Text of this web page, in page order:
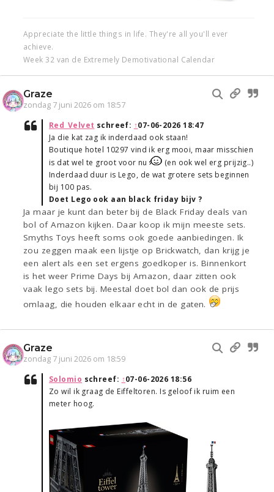
Appreciate the little things in life. They're all you'll ever
achieve.
Week 32 van de Extremely Demotivational Calendar
Graze
zondag 7 juni 2026 om 18:57
Red_Velvet schreef: ↑07-06-2026 18:47
Ja die kat zag ik inderdaad ook staan!
Boutique hotel 10297 vind ik erg mooi, maar misschien
is dat wel te groot voor nu
(en ook wel erg prijzig..)
Inderdaad duur is Lego, de wat grotere sets beginnen
bij 100 pas.
Doet Lego ook aan black friday bijv ?
Ja maar je kunt dan beter bij de Black Friday deals van
bol of Amazon kijken. Daar koop ik mijn meeste sets.
Smyths Toys heeft soms ook goede aanbiedingen. Ik
zou zeggen maak een lijstje op Brickwatch, dan krijg je
een alert als een set ergens goedkoper is. Binnenkort
is het weer Prime Days bij Amazon, daar zitten ook
vaak lego sets bij. Meestal doet bol dan ook de prijs
omlaag, die houden elkaar echt in de gaten.
Graze
zondag 7 juni 2026 om 18:59
Solomio schreef: ↑07-06-2026 18:56
Zo wil ik graag de Eiffeltoren. Is geloof ik ruim een
meter hoog.